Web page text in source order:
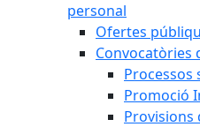
personal
Ofertes
Convocatòries
Processos
Promoció
Provisions